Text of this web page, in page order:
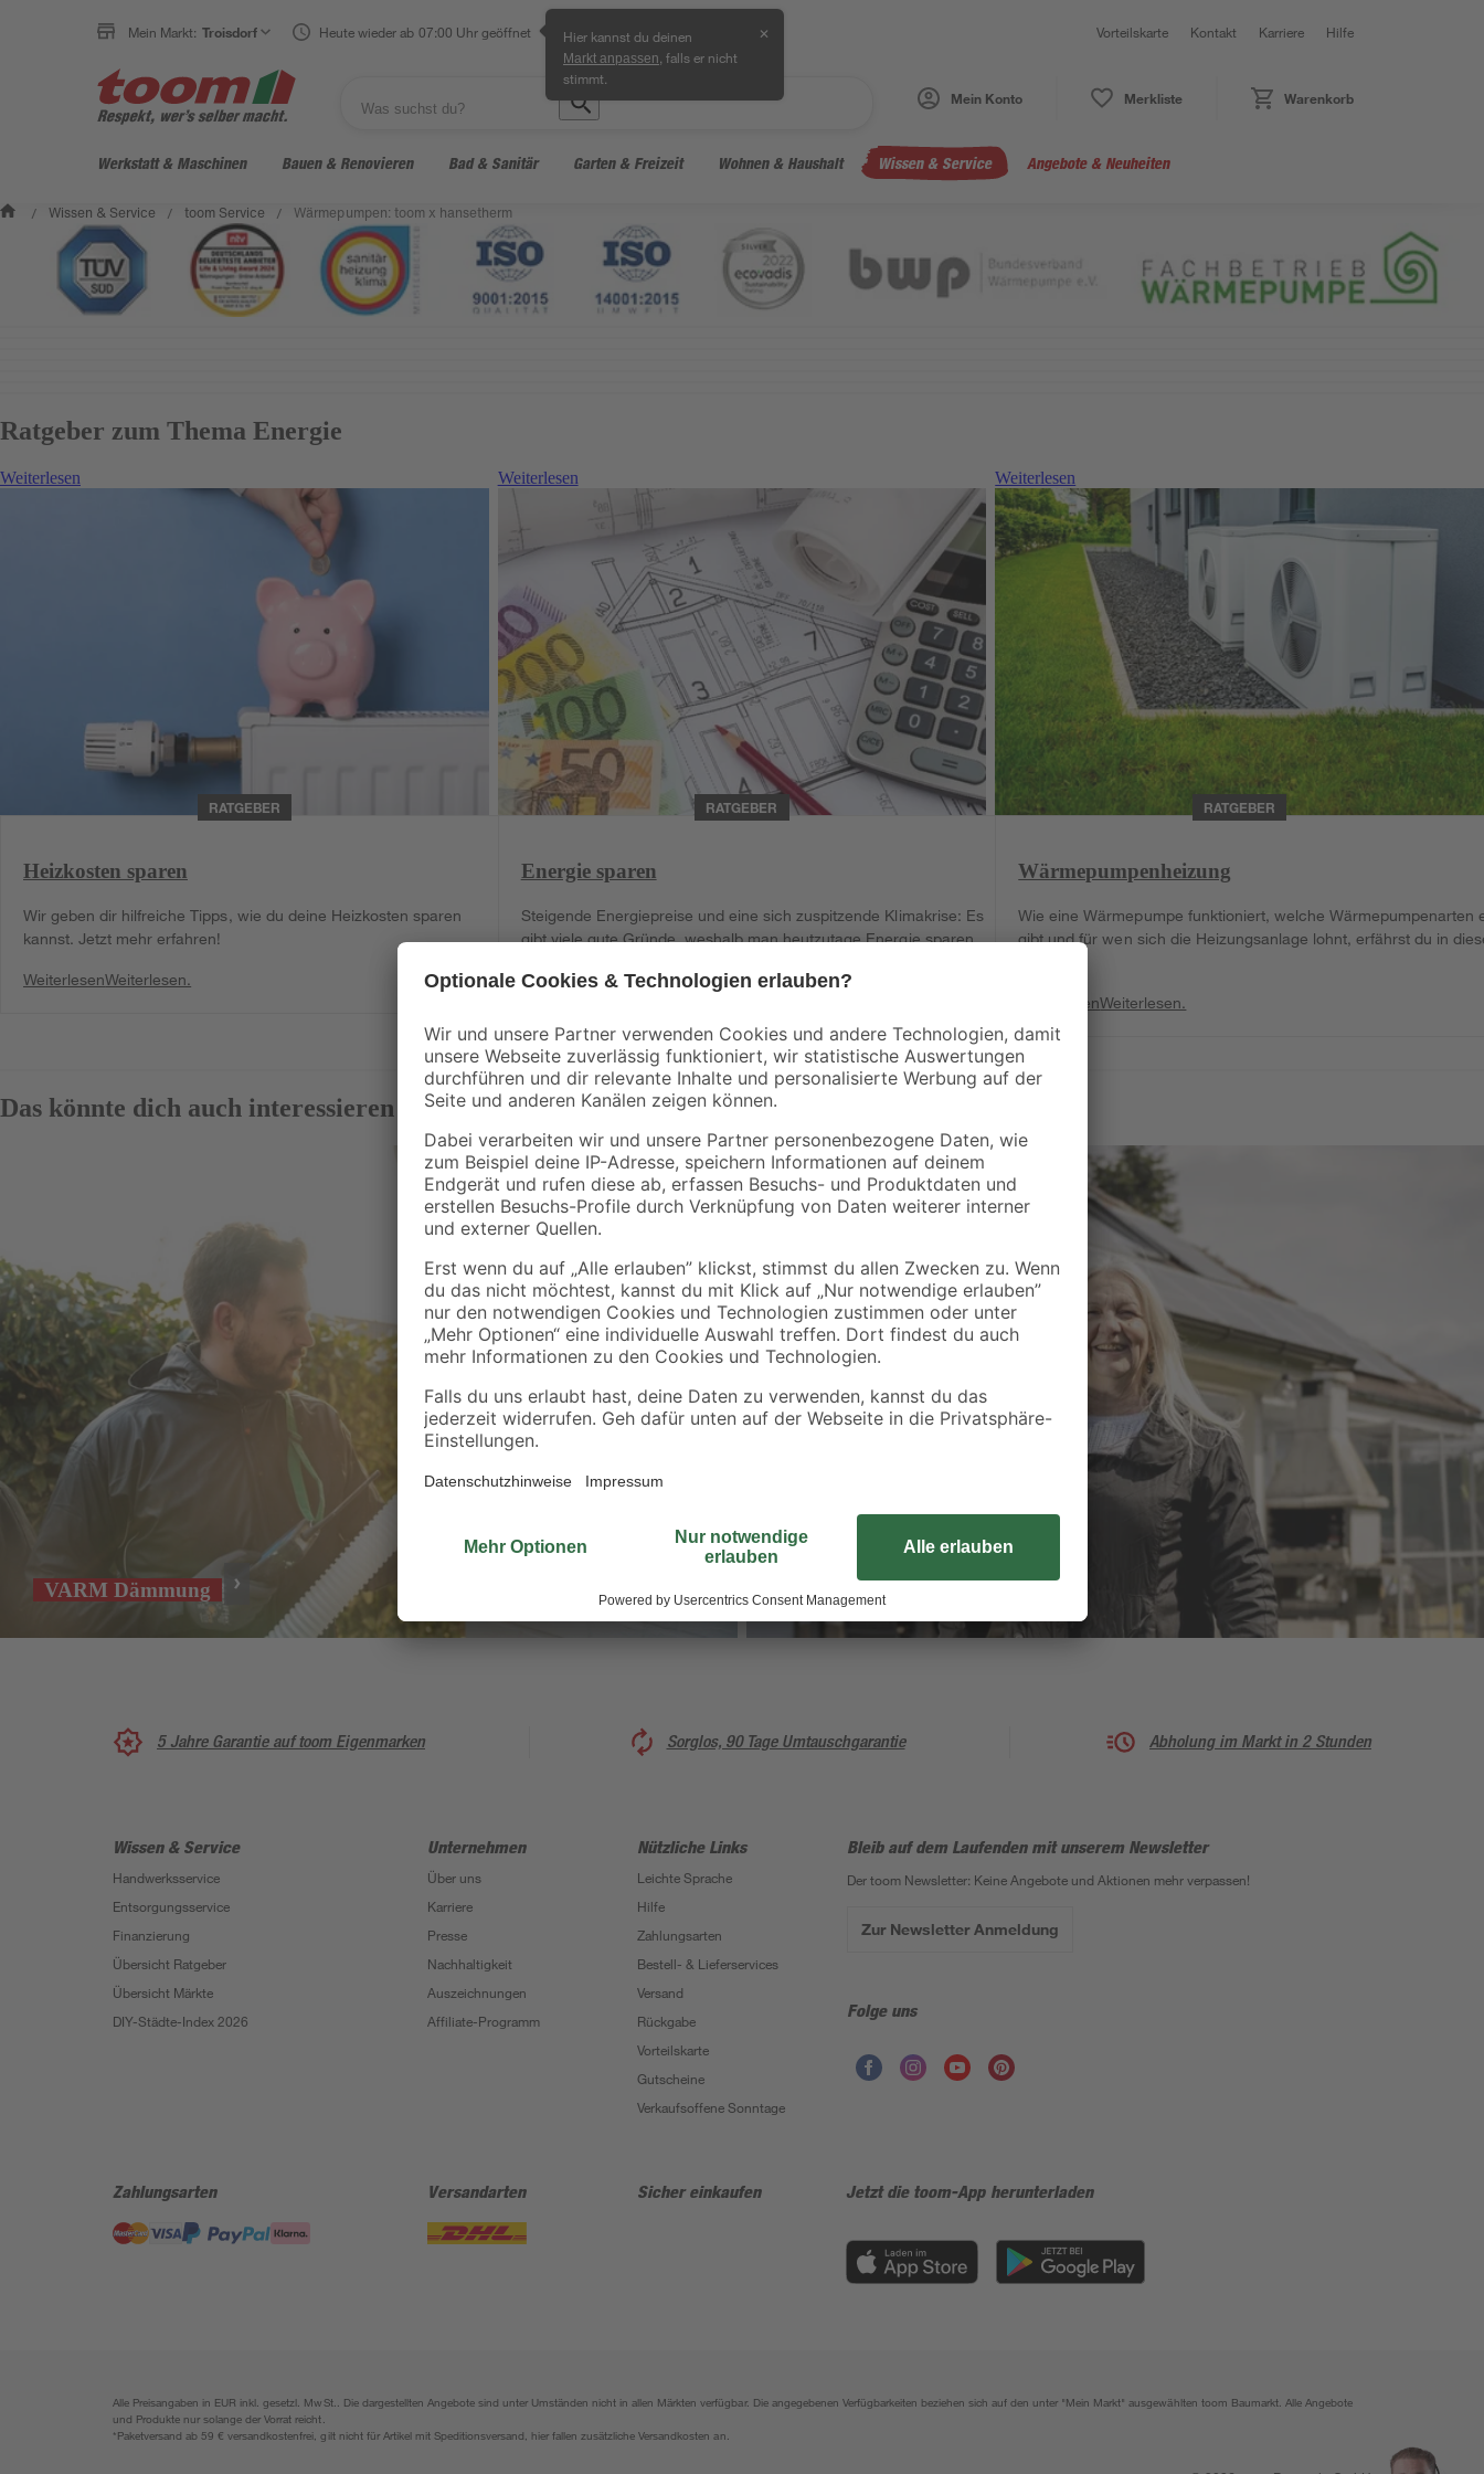
Mein Markt: Troisdorf Heute wieder ab 07:00 Uhr geöffnet Hier kannst du deinen
Markt anpassen , falls er nicht
stimmt.
✕ Vorteilskarte Kontakt Karriere Hilfe
Mein Konto Merkliste Warenkorb
Werkstatt & Maschinen Bauen & Renovieren Bad & Sanitär Garten & Freizeit Wohnen & Haushalt Wissen & Service Angebote & Neuheiten
/ Wissen & Service / toom Service / Wärmepumpen: toom x hansetherm
Ratgeber zum Thema Energie
Weiterlesen
RATGEBER
Heizkosten sparen
Wir geben dir hilfreiche Tipps, wie du deine Heizkosten sparen
kannst. Jetzt mehr erfahren!
WeiterlesenWeiterlesen.
Weiterlesen
RATGEBER
Energie sparen
Steigende Energiepreise und eine sich zuspitzende Klimakrise: Es
gibt viele gute Gründe, weshalb man heutzutage Energie sparen
zahlreiche Tipps.
Weiterlesen
Weiterlesen
RATGEBER
Wärmepumpenheizung
Wie eine Wärmepumpe funktioniert, welche Wärmepumpenarten
gibt und für wen sich die Heizungsanlage lohnt, erfährst du in
WeiterlesenWeiterlesen.
Das könnte dich auch interessieren
VARM Dämmung Otovo Solaranlagen
5 Jahre Garantie auf toom Eigenmarken Sorglos, 90 Tage Umtauschgarantie Abholung im Markt in 2 Stunden
Wissen & Service
Handwerksservice
Entsorgungsservice
Finanzierung
Übersicht Ratgeber
Übersicht Märkte
DIY-Städte-Index 2026
Unternehmen
Über uns
Karriere
Presse
Nachhaltigkeit
Auszeichnungen
Affiliate-Programm
Nützliche Links
Leichte Sprache
Hilfe
Zahlungsarten
Bestell- & Lieferservices
Versand
Rückgabe
Vorteilskarte
Gutscheine
Verkaufsoffene Sonntage
Bleib auf dem Laufenden mit unserem Newsletter
Der toom Newsletter: Keine Angebote und Aktionen mehr verpassen!
Zur Newsletter Anmeldung
Folge uns
Zahlungsarten Versandarten Sicher einkaufen Jetzt die toom-App herunterladen
Alle Preisangaben in EUR inkl. gesetzl. MwSt.. Die dargestellten Angebote sind unter Umständen nicht in allen Märkten verfügbar. Die angegebenen Verfügbarkeiten beziehen sich auf den unter "Mein Markt" ausgewählten toom Baumarkt. Alle Angebote
und Produkte nur solange der Vorrat reicht.
*Paketversand ab 59 € versandkostenfrei, gilt nicht für Artikel mit Speditionsversand, hier fallen zusätzliche Versandkosten an.